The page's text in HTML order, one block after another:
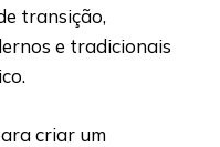
transição,
e tradicionais
criar um